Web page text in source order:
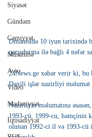
Siyasət
Gündəm
Cəmiyyət
Müsahibə
Avto
Video
Mədəniyyət
İqtisadiyyat
Dmanisidə 10 iyun tarixində
qarşıdurma ilə bağlı 4 nəfər
24News.ge xəbər verir ki, bu
Daxili işlər nazirliyi məlumat
Nazirliyin məlumatına
1993-cü, 1999-cu, həmçinin
olunan 1992-ci il və 1993-cü